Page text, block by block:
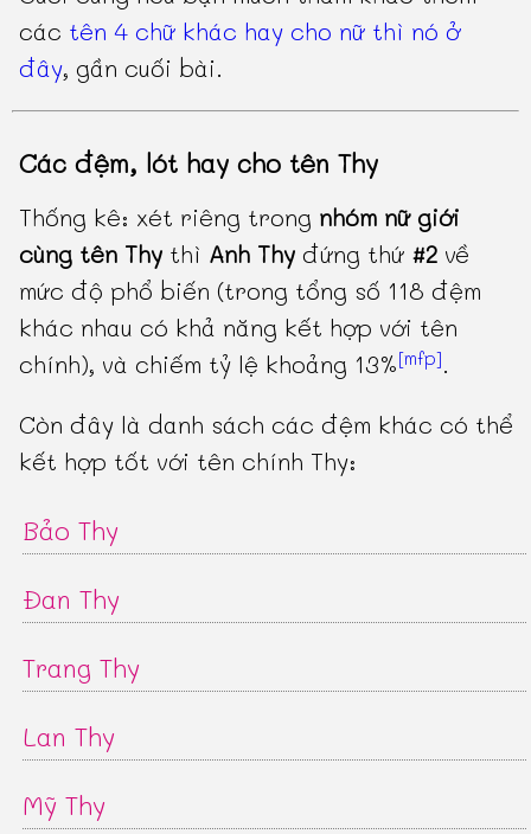
các tên 4 chữ khác hay cho nữ thì nó ở
đây, gần cuối bài.
Các đệm, lót hay cho tên Thy
Thống kê: xét riêng trong nhóm nữ giới
cùng tên Thy thì Anh Thy đứng thứ #2 về
mức độ phổ biến (trong tổng số 118 đệm
khác nhau có khả năng kết hợp với tên
chính), và chiếm tỷ lệ khoảng 13%[mfp].
Còn đây là danh sách các đệm khác có thể
kết hợp tốt với tên chính Thy:
Bảo Thy
Đan Thy
Trang Thy
Lan Thy
Mỹ Thy